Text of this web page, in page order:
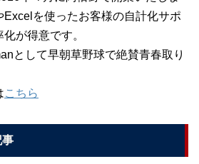
Excelを使ったお客様の自計化サポ
が得意です。
として早朝草野球で絶賛青春取り
こちら
事